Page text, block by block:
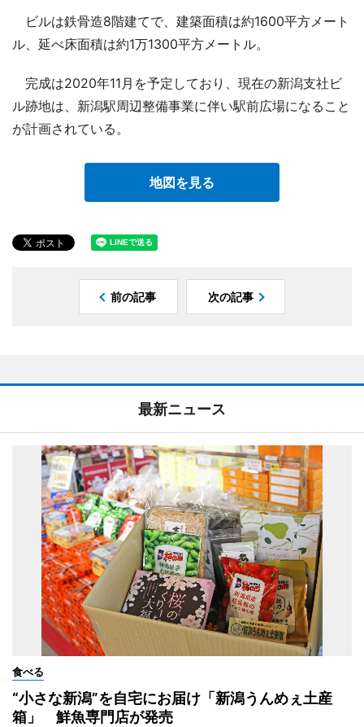
ビルは鉄骨造8階建てで、建築面積は約1600平方メート
ル、延べ床面積は約1万1300平方メートル。
完成は2020年11月を予定しており、現在の新潟支社ビ
ル跡地は、新潟駅周辺整備事業に伴い駅前広場になること
が計画されている。
地図を見る
前の記事 次の記事
最新ニュース
食べる
“小さな新潟”を自宅にお届け「新潟うんめぇ土産
箱」 鮮魚専門店が発売